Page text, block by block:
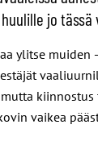
jo tässä
ylitse muiden
kiinnostus
vaikea